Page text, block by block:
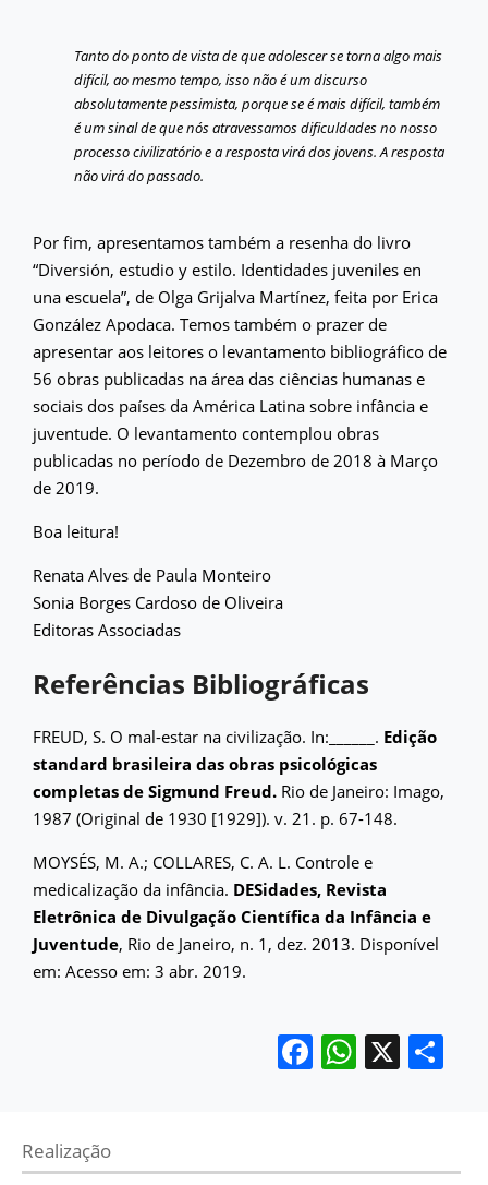
Tanto do ponto de vista de que adolescer se torna algo mais
difícil, ao mesmo tempo, isso não é um discurso
absolutamente pessimista, porque se é mais difícil, também
é um sinal de que nós atravessamos dificuldades no nosso
processo civilizatório e a resposta virá dos jovens. A resposta
não virá do passado.
Por fim, apresentamos também a resenha do livro
“Diversión, estudio y estilo. Identidades juveniles en
una escuela”, de Olga Grijalva Martínez, feita por Erica
González Apodaca. Temos também o prazer de
apresentar aos leitores o levantamento bibliográfico de
56 obras publicadas na área das ciências humanas e
sociais dos países da América Latina sobre infância e
juventude. O levantamento contemplou obras
publicadas no período de Dezembro de 2018 à Março
de 2019.
Boa leitura!
Renata Alves de Paula Monteiro
Sonia Borges Cardoso de Oliveira
Editoras Associadas
Referências Bibliográficas
FREUD, S. O mal-estar na civilização. In:______. Edição
standard brasileira das obras psicológicas
completas de Sigmund Freud. Rio de Janeiro: Imago,
1987 (Original de 1930 [1929]). v. 21. p. 67-148.
MOYSÉS, M. A.; COLLARES, C. A. L. Controle e
medicalização da infância. DESidades, Revista
Eletrônica de Divulgação Científica da Infância e
Juventude, Rio de Janeiro, n. 1, dez. 2013. Disponível
em: Acesso em: 3 abr. 2019.
Facebook
X
Realização